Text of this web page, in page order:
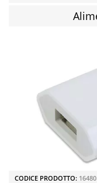
CODICE PRODOTTO: 16480